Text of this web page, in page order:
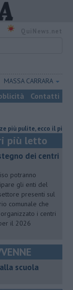
MASSA CARRARA
Contatti
il piano sperimentale
più letto
dei centri
potranno
gli enti del
presenti sul
comunale che
i centri
il 2026
scuola